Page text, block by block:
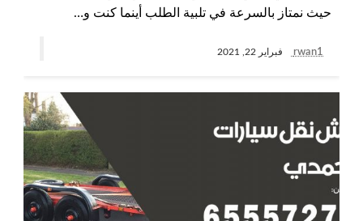
حيث نمتاز بالسرعة في تلبية الطلب أينما كنت و…
rwan1 فبراير 22, 2021